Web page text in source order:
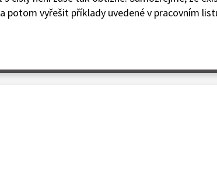
potom vyřešit příklady uvedené v pracovním